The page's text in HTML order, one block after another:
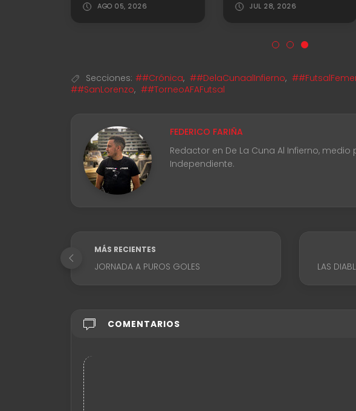
AGO 05, 2026 JUL 28, 2026
Secciones: ##Crónica, ##DelaCunaalInfierno,
##SanLorenzo, ##TorneoAFAFutsal
FEDERICO FARIÑA
Redactor en De La Cuna Al Infierno,
Independiente.
MÁS RECIENTES
JORNADA A PUROS GOLES LAS
COMENTARIOS